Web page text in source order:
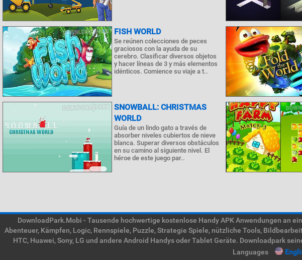
FISH WORLD
Se reúnen colecciones de peces
graciosos con la ayuda de su
cerebro. Clasificar diversos objetos
y hacer líneas de 3 y más elementos
idénticos. Comience su viaje a t..
SNOWBALL: CHRISTMAS
WORLD
Guía de un lindo gato a través de
absorber niveles cubiertos de nieve
blanca. Superar diversos obstáculos
en su camino al siguiente nivel. El
héroe de este juego par..
DownloadPark.Mobi - Tausende hochwertige kostenlose Handy APK Anwendungen an
Abenteuer, Kämpfen, Logic, Rennspiele, Puzzle, Strategie Spiele, nützliche Tools,
HTC, Huawei, Sony, LG und andere Android Handys oder Tablet Geräte. Downloadpark
Languages